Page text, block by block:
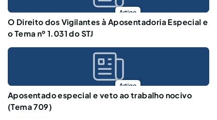
Artigo
O Direito dos Vigilantes à Aposentadoria Especial e
o Tema nº 1.031 do STJ
Artigo
Aposentado especial e veto ao trabalho nocivo
(Tema 709)